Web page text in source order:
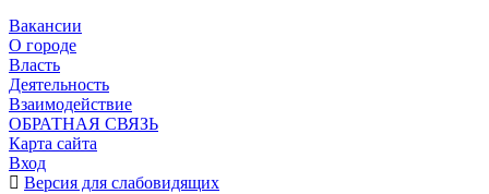
Вакансии
О городе
Власть
Деятельность
Взаимодействие
ОБРАТНАЯ СВЯЗЬ
Карта сайта
Вход
Версия для слабовидящих